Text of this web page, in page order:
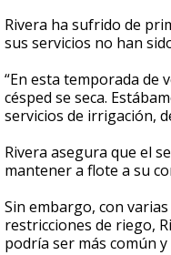
Rivera ha sufrido de
sus servicios no han
“En esta temporada de
césped se seca.
servicios de irrigación,
Rivera asegura que el
mantener a flote a su
Sin embargo, con
restricciones de riego,
podría ser más común